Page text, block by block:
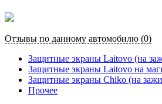
Отзывы по данному автомобилю (0)
Защитные экраны Laitovo (на
Защитные экраны Laitovo на
Защитные экраны Chiko (на
Прочее